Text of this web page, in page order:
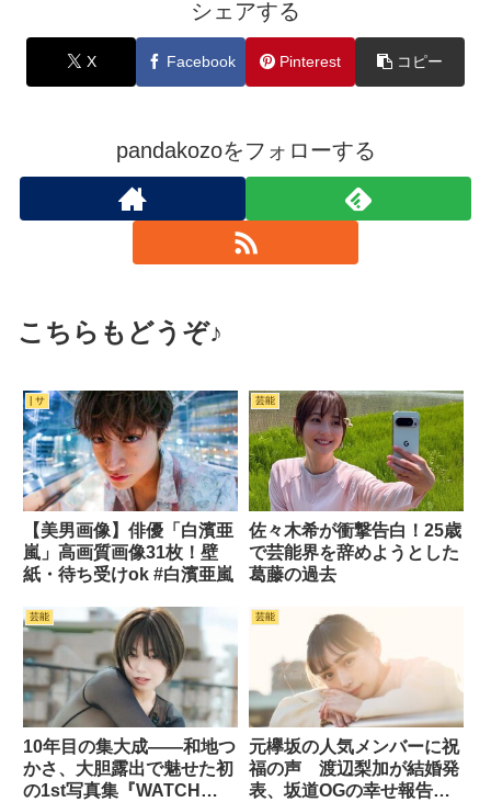
シェアする
X Facebook Pinterest コピー
pandakozoをフォローする
こちらもどうぞ♪
| サ
【美男画像】俳優「白濱亜
嵐」高画質画像31枚！壁
紙・待ち受けok #白濱亜嵐
芸能
佐々木希が衝撃告白！25歳
で芸能界を辞めようとした
葛藤の過去
芸能
10年目の集大成――和地つ
かさ、大胆露出で魅せた初
の1st写真集『WATCH
芸能
元欅坂の人気メンバーに祝
福の声 渡辺梨加が結婚発
表、坂道OGの幸せ報告が